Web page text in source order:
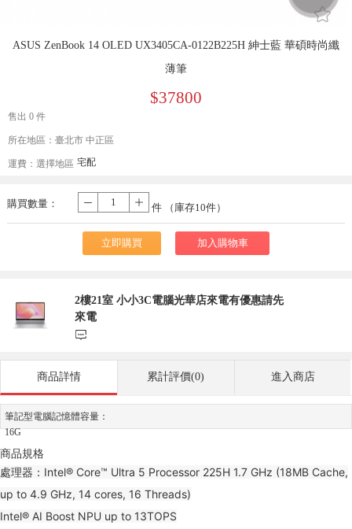
󰄔
ASUS ZenBook 14 OLED UX3405CA-0122B225H 紳士藍 華碩時尚纖
薄筆
$37800
售出 0 件
所在地區：臺北市 中正區
運費： 選擇地區 宅配
購買數量：
- 件 （庫存10件）
立即購買 加入購物車
2樓21室 小小3C電腦光華店來電有優惠請先
來電
󰃨
商品詳情 累計評價(0) 進入商店
筆記型電腦記憶體容量：
16G
商品規格
處理器：Intel® Core™ Ultra 5 Processor 225H 1.7 GHz (18MB Cache,
up to 4.9 GHz, 14 cores, 16 Threads)
Intel® AI Boost NPU up to 13TOPS